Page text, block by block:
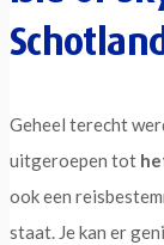
Geheel terecht
uitgeroepen tot
ook een
staat. Je kan er